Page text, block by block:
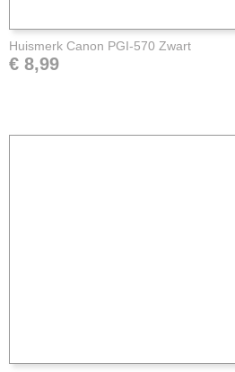
Huismerk Canon PGI-570 Zwart
€ 8,99